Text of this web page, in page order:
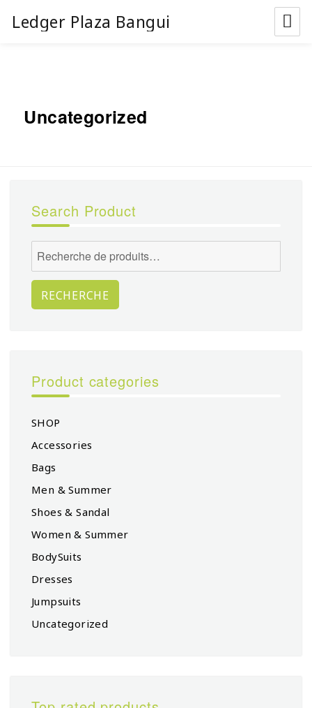
Ledger Plaza Bangui
Uncategorized
Search Product
Recherche
pour :
RECHERCHE
Product categories
SHOP
Accessories
Bags
Men & Summer
Shoes & Sandal
Women & Summer
BodySuits
Dresses
Jumpsuits
Uncategorized